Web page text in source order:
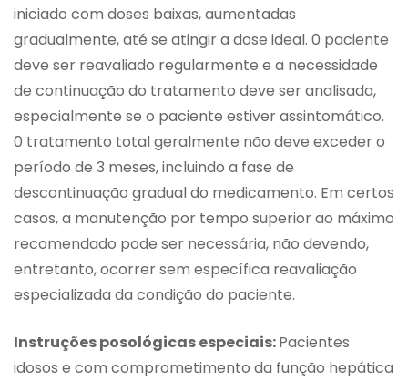
iniciado com doses baixas, aumentadas
gradualmente, até se atingir a dose ideal. 0 paciente
deve ser reavaliado regularmente e a necessidade
de continuação do tratamento deve ser analisada,
especialmente se o paciente estiver assintomático.
0 tratamento total geralmente não deve exceder o
período de 3 meses, incluindo a fase de
descontinuação gradual do medicamento. Em certos
casos, a manutenção por tempo superior ao máximo
recomendado pode ser necessária, não devendo,
entretanto, ocorrer sem específica reavaliação
especializada da condição do paciente.
Instruções posológicas especiais:Pacientes
idosos e com comprometimento da função hepática